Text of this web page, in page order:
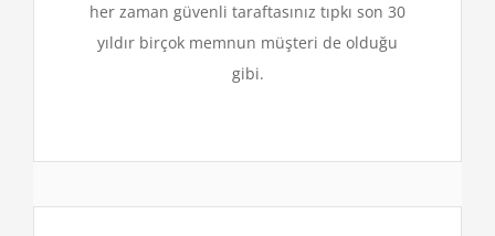
her zaman güvenli taraftasınız tıpkı son 30
yıldır birçok memnun müşteri de olduğu
gibi.